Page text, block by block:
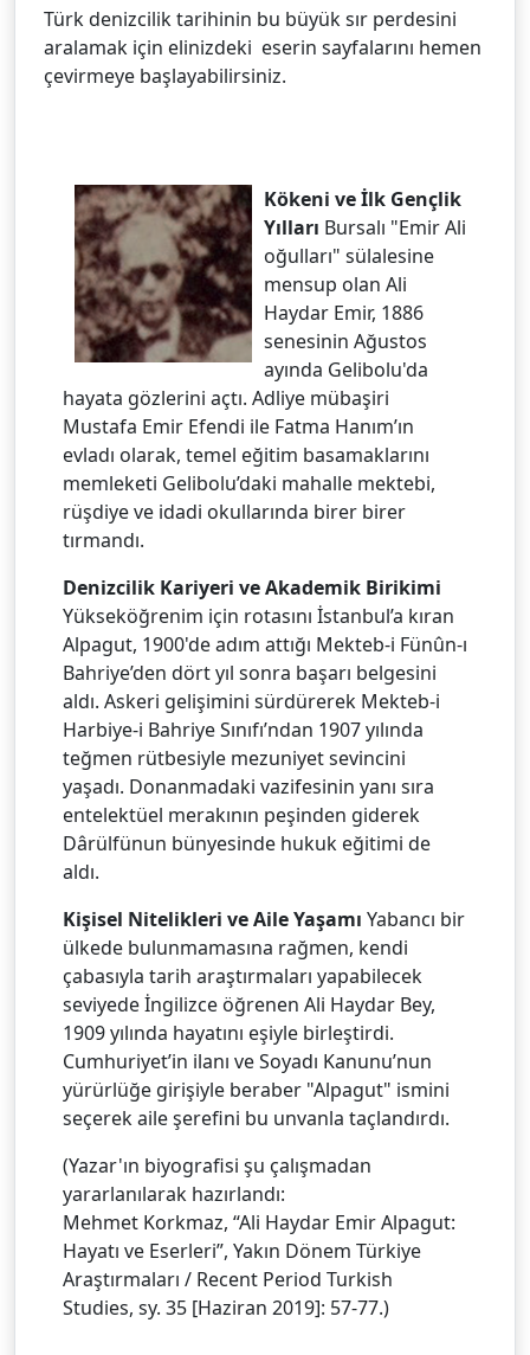
Türk denizcilik tarihinin bu büyük sır perdesini
aralamak için elinizdeki eserin sayfalarını hemen
çevirmeye başlayabilirsiniz.
Kökeni ve İlk Gençlik
Yılları Bursalı "Emir Ali
oğulları" sülalesine
mensup olan Ali
Haydar Emir, 1886
senesinin Ağustos
ayında Gelibolu'da
hayata gözlerini açtı. Adliye mübaşiri
Mustafa Emir Efendi ile Fatma Hanım’ın
evladı olarak, temel eğitim basamaklarını
memleketi Gelibolu’daki mahalle mektebi,
rüşdiye ve idadi okullarında birer birer
tırmandı.
Denizcilik Kariyeri ve Akademik Birikimi
Yükseköğrenim için rotasını İstanbul’a kıran
Alpagut, 1900'de adım attığı Mekteb-i Fünûn-ı
Bahriye’den dört yıl sonra başarı belgesini
aldı. Askeri gelişimini sürdürerek Mekteb-i
Harbiye-i Bahriye Sınıfı’ndan 1907 yılında
teğmen rütbesiyle mezuniyet sevincini
yaşadı. Donanmadaki vazifesinin yanı sıra
entelektüel merakının peşinden giderek
Dârülfünun bünyesinde hukuk eğitimi de
aldı.
Kişisel Nitelikleri ve Aile Yaşamı Yabancı bir
ülkede bulunmamasına rağmen, kendi
çabasıyla tarih araştırmaları yapabilecek
seviyede İngilizce öğrenen Ali Haydar Bey,
1909 yılında hayatını eşiyle birleştirdi.
Cumhuriyet’in ilanı ve Soyadı Kanunu’nun
yürürlüğe girişiyle beraber "Alpagut" ismini
seçerek aile şerefini bu unvanla taçlandırdı.
(Yazar'ın biyografisi şu çalışmadan
yararlanılarak hazırlandı:
Mehmet Korkmaz, “Ali Haydar Emir Alpagut:
Hayatı ve Eserleri”, Yakın Dönem Türkiye
Araştırmaları / Recent Period Turkish
Studies, sy. 35 [Haziran 2019]: 57-77.)